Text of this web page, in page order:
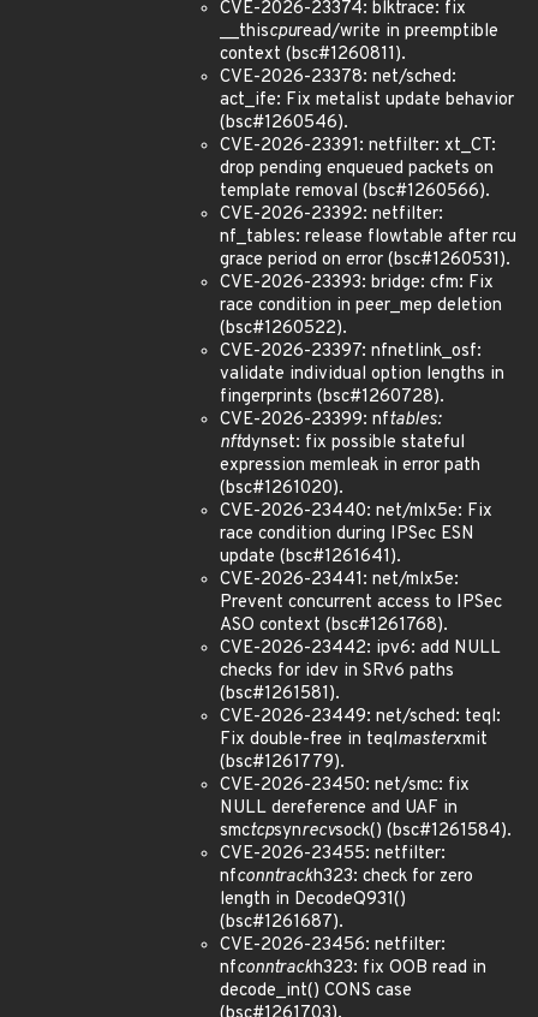
CVE-2026-23374: blktrace: fix
__thiscpuread/write in preemptible
context (bsc#1260811).
CVE-2026-23378: net/sched:
act_ife: Fix metalist update behavior
(bsc#1260546).
CVE-2026-23391: netfilter: xt_CT:
drop pending enqueued packets on
template removal (bsc#1260566).
CVE-2026-23392: netfilter:
nf_tables: release flowtable after rcu
grace period on error (bsc#1260531).
CVE-2026-23393: bridge: cfm: Fix
race condition in peer_mep deletion
(bsc#1260522).
CVE-2026-23397: nfnetlink_osf:
validate individual option lengths in
fingerprints (bsc#1260728).
CVE-2026-23399: nftables:
nftdynset: fix possible stateful
expression memleak in error path
(bsc#1261020).
CVE-2026-23440: net/mlx5e: Fix
race condition during IPSec ESN
update (bsc#1261641).
CVE-2026-23441: net/mlx5e:
Prevent concurrent access to IPSec
ASO context (bsc#1261768).
CVE-2026-23442: ipv6: add NULL
checks for idev in SRv6 paths
(bsc#1261581).
CVE-2026-23449: net/sched: teql:
Fix double-free in teqlmasterxmit
(bsc#1261779).
CVE-2026-23450: net/smc: fix
NULL dereference and UAF in
smctcpsynrecvsock() (bsc#1261584).
CVE-2026-23455: netfilter:
nfconntrackh323: check for zero
length in DecodeQ931()
(bsc#1261687).
CVE-2026-23456: netfilter:
nfconntrackh323: fix OOB read in
decode_int() CONS case